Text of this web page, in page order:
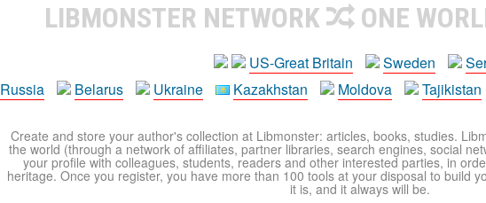
LIBMONSTER NETWORK ONE
US-Great Britain Sweden
Russia
Belarus Ukraine Kazakhstan Moldova Tajikistan
Create and store your author's collection at Libmonster: articles, books, studies.
the world (through a network of affiliates, partner libraries, search engines, social
your profile with colleagues, students, readers and other interested parties, in
heritage. Once you register, you have more than 100 tools at your disposal to build
it is, and it always will be.